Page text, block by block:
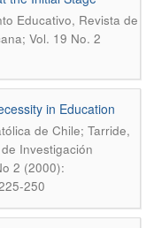
Educativo, Revista de
Vol. 19 No. 2
in Education
de Chile; Tarride,
Investigación
2 (2000):
250